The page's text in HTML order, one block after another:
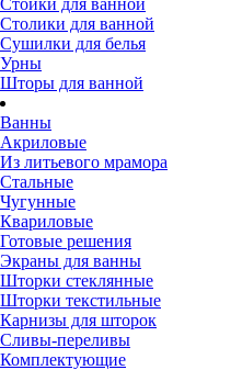
Стойки для ванной
Столики для ванной
Сушилки для белья
Урны
Шторы для ванной
Ванны
Акриловые
Из литьевого мрамора
Стальные
Чугунные
Квариловые
Готовые решения
Экраны для ванны
Шторки стеклянные
Шторки текстильные
Карнизы для шторок
Сливы-переливы
Комплектующие